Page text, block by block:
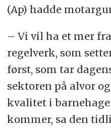
(Ap) hadde
– Vi vil ha et mer
regelverk, som
først, som tar
sektoren på alvor
kvalitet i
kommer, sa den